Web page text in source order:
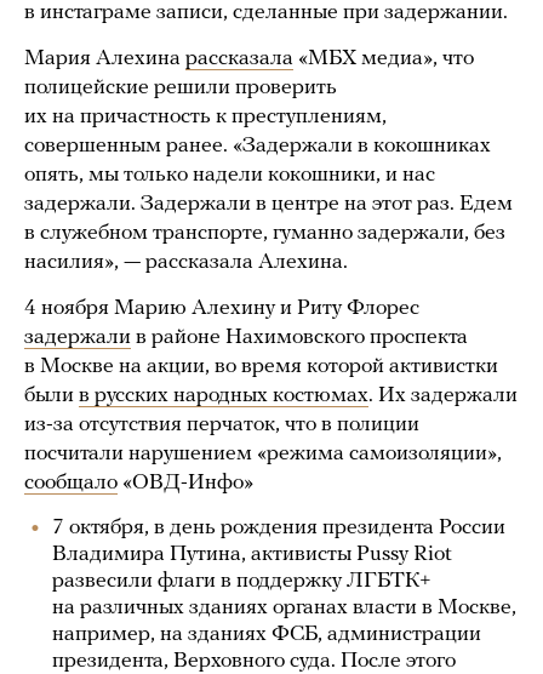
в инстаграме записи, сделанные при задержании.
Мария Алехина рассказала «МБХ медиа», что
полицейские решили проверить
их на причастность к преступлениям,
совершенным ранее. «Задержали в кокошниках
опять, мы только надели кокошники, и нас
задержали. Задержали в центре на этот раз. Едем
в служебном транспорте, гуманно задержали, без
насилия», — рассказала Алехина.
4 ноября Марию Алехину и Риту Флорес
задержали в районе Нахимовского проспекта
в Москве на акции, во время которой активистки
были в русских народных костюмах. Их задержали
из-за отсутствия перчаток, что в полиции
посчитали нарушением «режима самоизоляции»,
сообщало «ОВД-Инфо»
7 октября, в день рождения президента России
Владимира Путина, активисты Pussy Riot
развесили флаги в поддержку ЛГБТК+
на различных зданиях органах власти в Москве,
например, на зданиях ФСБ, администрации
президента, Верховного суда. После этого